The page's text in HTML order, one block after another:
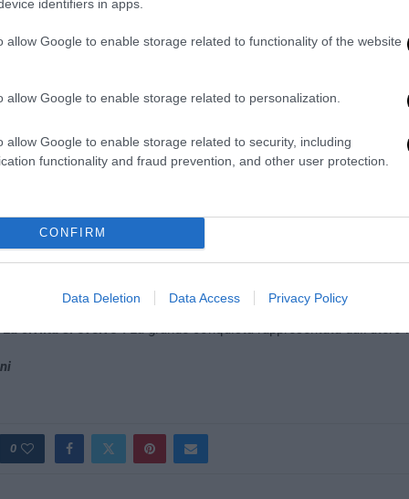
identifiers in apps.
allow Google to enable storage related to functionality of the website
allow Google to enable storage related to personalization.
allow Google to enable storage related to security, including
functionality and fraud prevention, and other user protection.
CONFIRM
Data Deletion Data Access Privacy Policy
la compagna regista non è nuova a esternazioni fuori luogo. Due
dall’Huffington Post, se ne uscì così:“Io non voglio dire che
è: un cambiamento antropologico, che piaccia o non
La civiltà si evolve”.La grande conquista rappresentata dall’utero
0